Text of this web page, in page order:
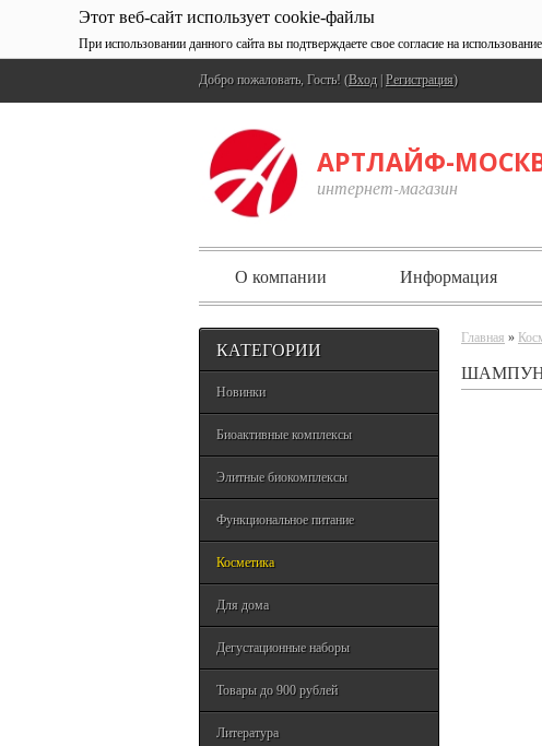
Этот веб-сайт использует cookie-файлы
При использовании данного сайта вы подтверждаете свое согласие на
Добро пожаловать, Гость! (Вход Регистрация)
АРТЛАЙФ-
интернет-магазин
О компании Информация
КАТЕГОРИИ
Новинки
Биоактивные комплексы
Элитные биокомплексы
Функциональное питание
Косметика
Для дома
Дегустационные наборы
Товары до 900 рублей
Литература
Главная »